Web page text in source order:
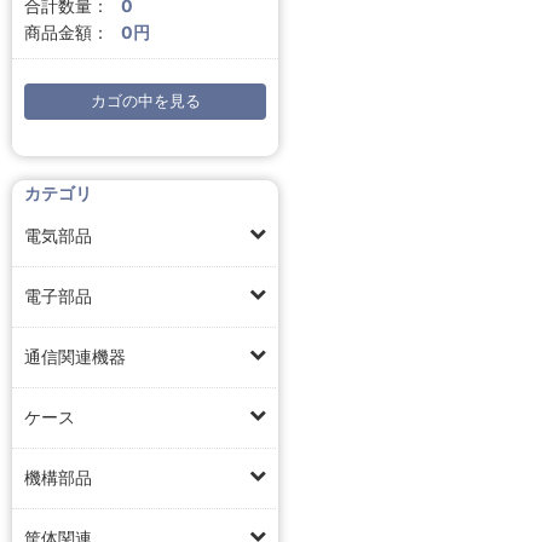
合計数量：
0
商品金額：
0円
カゴの中を見る
カテゴリ
電気部品
電子部品
通信関連機器
ケース
機構部品
筐体関連